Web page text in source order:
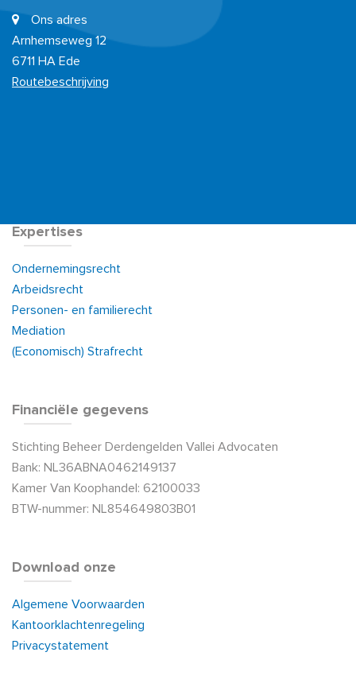
Ons adres
Arnhemseweg 12
6711 HA Ede
Routebeschrijving
Expertises
Ondernemingsrecht
Arbeidsrecht
Personen- en familierecht
Mediation
(Economisch) Strafrecht
Financiële gegevens
Stichting Beheer Derdengelden Vallei Advocaten
Bank: NL36ABNA0462149137
Kamer Van Koophandel: 62100033
BTW-nummer: NL854649803B01
Download onze
Algemene Voorwaarden
Kantoorklachtenregeling
Privacystatement